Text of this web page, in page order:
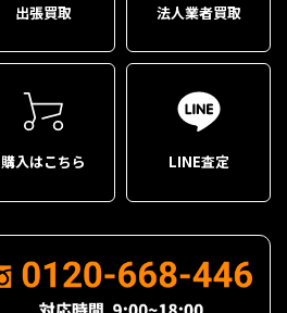
出張買取 法人業者買取
購入はこちら LINE査定